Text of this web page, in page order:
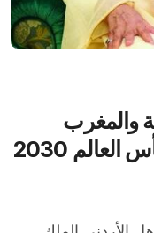
والمغرب
بمناسبة فوزهما باستضافة كأس العالم 2030